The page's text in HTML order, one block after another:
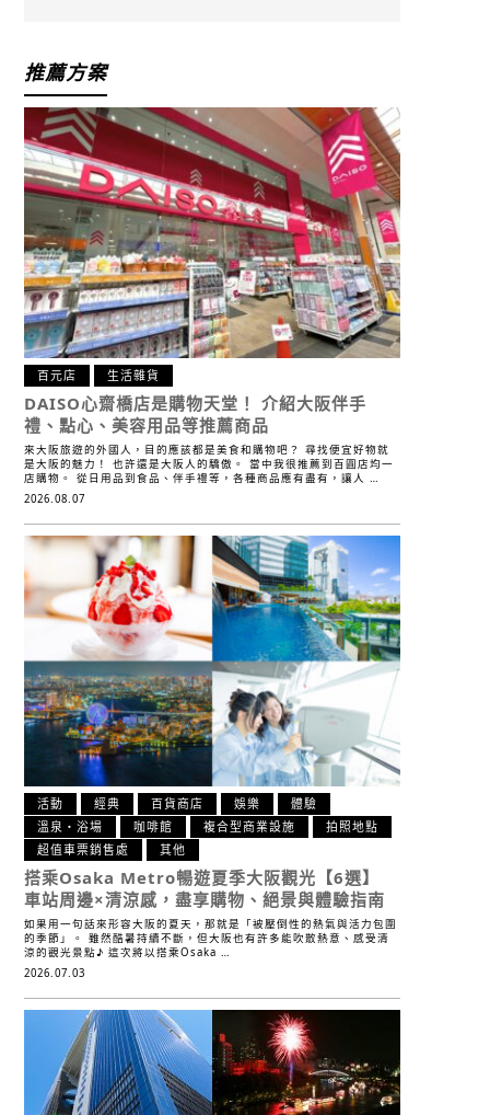
推薦方案
百元店 生活雜貨
DAISO心齋橋店是購物天堂！介紹大阪伴手
禮、點心、美容用品等推薦商品
來大阪旅遊的外國人，目的應該都是美食和購物吧？ 尋找便宜好物就
是大阪的魅力！ 也許還是大阪人的驕傲。 當中我很推薦到百圓店均一
店購物。 從日用品到食品、伴手禮等，各種商品應有盡有，讓人 …
2026.08.07
活動 經典 百貨商店 娛樂
體驗
溫泉・浴場
咖啡館 複合型商業設施
拍照地點
超值車票銷售處
其他
搭乘Osaka Metro暢遊夏季大阪觀光【6選】
車站周邊×清涼感，盡享購物、絕景與體驗指南
如果用一句話來形容大阪的夏天，那就是「被壓倒性的熱氣與活力包圍
的季節」。 雖然酷暑持續不斷，但大阪也有許多能吹散熱意、感受清
涼的觀光景點♪ 這次將以搭乘Osaka …
2026.07.03